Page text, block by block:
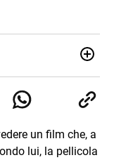
in un lavoro, e
è il mio pane
un film che, a
lui, la pellicola